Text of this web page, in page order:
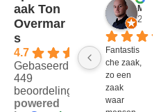
aak Ton
Overmar
s
4.7
Gebaseerd op
449
beoordelingen
powered
2
Fantastis
che zaak,
zo een
zaak
waar